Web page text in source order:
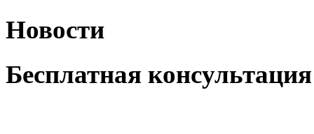
Новости
Бесплатная консультация